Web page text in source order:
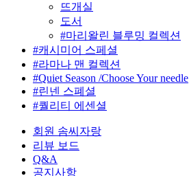
뜨개실
도서
#마리왈린 블루밍 컬렉션
#캐시미어 스페셜
#라마나 맨 컬렉션
#Quiet Season /Choose Your needle
#린넨 스폐셜
#퀄리티 에센셜
회원 솜씨자랑
리뷰 보드
Q&A
공지사항